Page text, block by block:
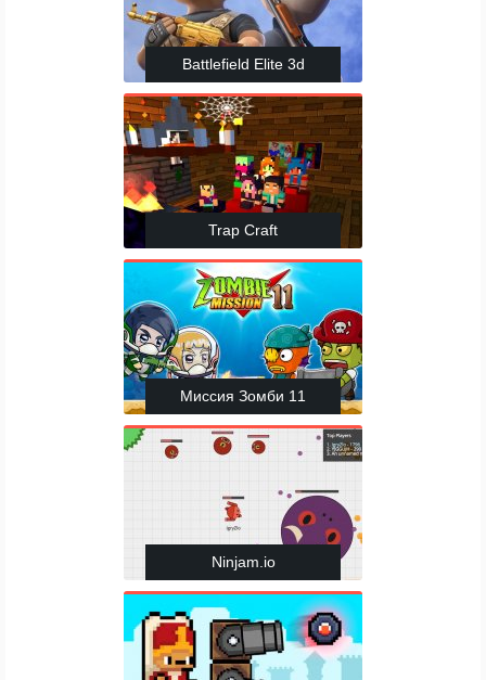
Battlefield Elite 3d
Trap Craft
Миссия Зомби 11
Ninjam.io